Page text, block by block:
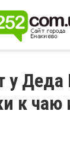
у
к чаю